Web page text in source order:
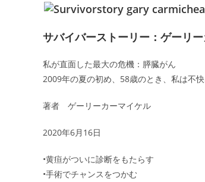
サバイバーストーリー：ゲーリ
私が直面した最大の危機：膵臓がん
2009年の夏の初め、58歳のとき、私は不
著者 ゲーリーカーマイケル
2020年6月16日
•黄疸がついに診断をもたらす
•手術でチャンスをつかむ